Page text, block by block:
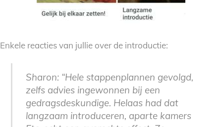
Enkele reacties van jullie over de introductie:
Sharon: “Hele stappenplannen gevolgd,
zelfs advies ingewonnen bij een
gedragsdeskundige. Helaas had dat
langzaam introduceren, aparte kamers